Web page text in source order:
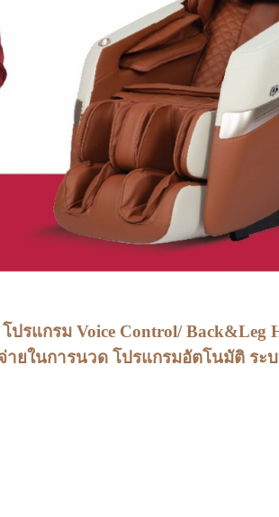
รแกรม Voice Control/ Back&Leg
ยในการนวด โปรแกรมอัตโนมัติ ร